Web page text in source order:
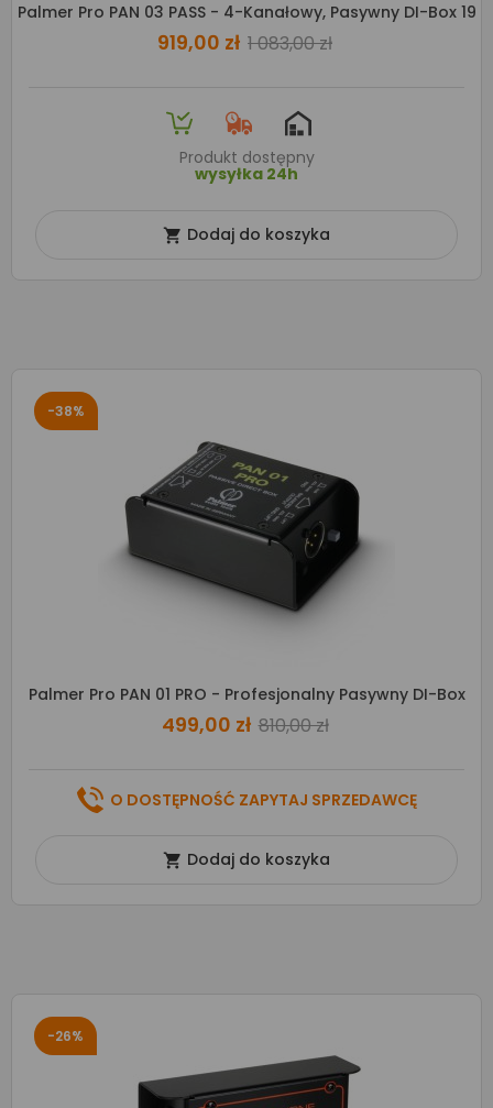
Palmer Pro PAN 03 PASS - 4-Kanałowy, Pasywny DI-Box 19
919,00 zł 1 083,00 zł
Produkt dostępny
wysyłka 24h
 Dodaj do koszyka
-38%
Palmer Pro PAN 01 PRO - Profesjonalny Pasywny DI-Box
499,00 zł 810,00 zł
O DOSTĘPNOŚĆ ZAPYTAJ SPRZEDAWCĘ
 Dodaj do koszyka
-26%